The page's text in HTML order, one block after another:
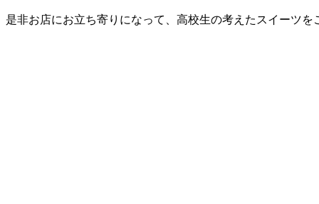
是非お店にお立ち寄りになって、高校生の考えたスイーツを